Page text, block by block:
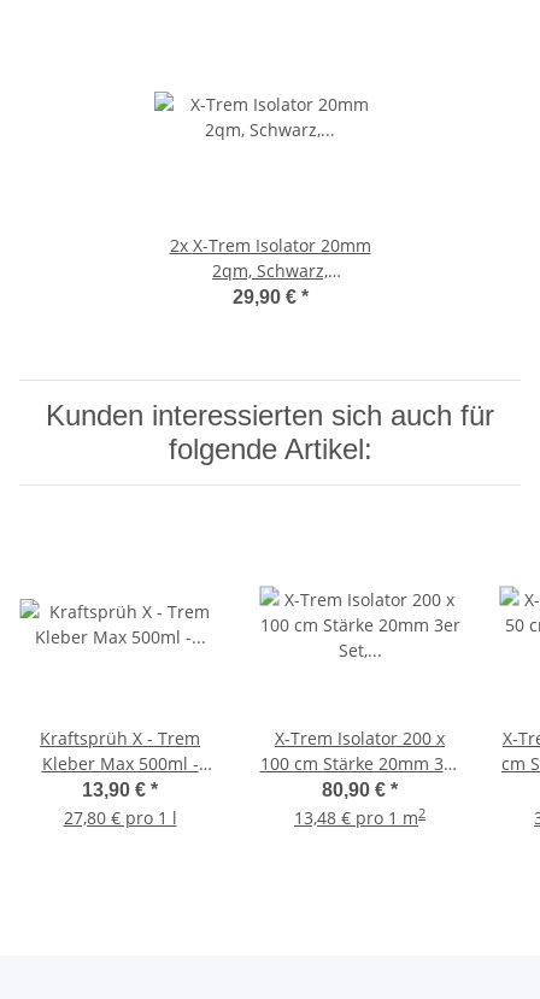
2x X-Trem Isolator 20mm
2qm, Schwarz,
Feuchtigkeitsresistent,
29,90 € *
Kunden interessierten sich auch für
folgende Artikel:
Kraftsprüh X - Trem
Kleber Max 500ml -
Sprühkleber für X-Trem
Isolator
13,90 € *
27,80 € pro 1 l
X-Trem Isolator 200 x
100 cm Stärke 20mm 3er
Set, Schwarz,
Feuchtigkeitsresistent,
80,90 € *
13,48 € pro 1 m2
X-
cm